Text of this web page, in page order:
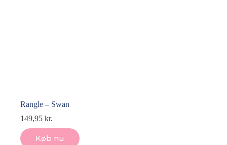
Rangle – Swan
149,95 kr.
Køb nu